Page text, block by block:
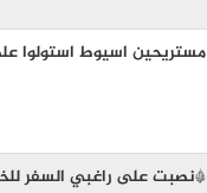
مستريحين اسيوط استولوا
*نصبت على راغبي السفر